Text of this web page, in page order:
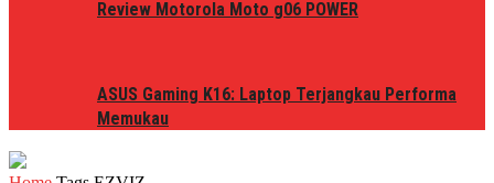
Review Motorola Moto g06 POWER
ASUS Gaming K16: Laptop Terjangkau Performa
Memukau